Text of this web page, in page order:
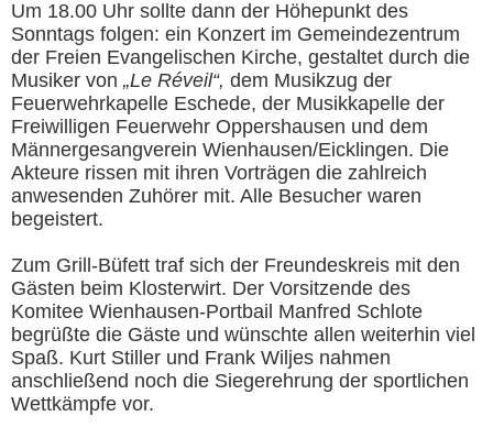
Um 18.00 Uhr sollte dann der Höhepunkt des
Sonntags folgen: ein Konzert im Gemeindezentrum
der Freien Evangelischen Kirche, gestaltet durch die
Musiker von „Le Réveil“, dem Musikzug der
Feuerwehrkapelle Eschede, der Musikkapelle der
Freiwilligen Feuerwehr Oppershausen und dem
Männergesangverein Wienhausen/Eicklingen. Die
Akteure rissen mit ihren Vorträgen die zahlreich
anwesenden Zuhörer mit. Alle Besucher waren
begeistert.
Zum Grill-Büfett traf sich der Freundeskreis mit den
Gästen beim Klosterwirt. Der Vorsitzende des
Komitee Wienhausen-Portbail Manfred Schlote
begrüßte die Gäste und wünschte allen weiterhin viel
Spaß. Kurt Stiller und Frank Wiljes nahmen
anschließend noch die Siegerehrung der sportlichen
Wettkämpfe vor.